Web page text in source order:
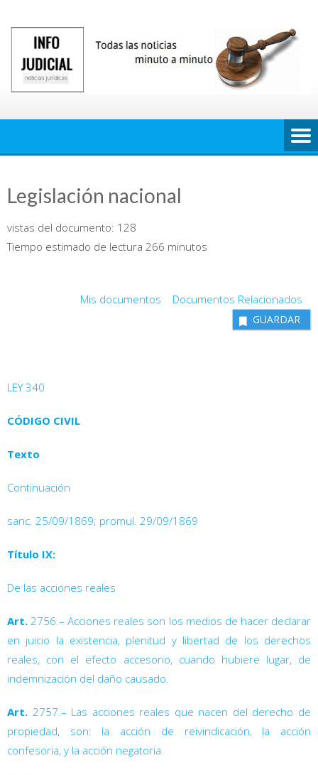
contenido
Legislación nacional
vistas del documento: 128
Tiempo estimado de lectura 266 minutos
Mis documentos Documentos Relacionados
GUARDAR
LEY 340
CÓDIGO CIVIL
Texto
Continuación
sanc. 25/09/1869; promul. 29/09/1869
Título IX:
De las acciones reales
Art. 2756.– Acciones reales son los medios de hacer declarar
en juicio la existencia, plenitud y libertad de los derechos
reales, con el efecto accesorio, cuando hubiere lugar, de
indemnización del daño causado.
Art. 2757.– Las acciones reales que nacen del derecho de
propiedad, son: la acción de reivindicación, la acción
confesoria, y la acción negatoria.